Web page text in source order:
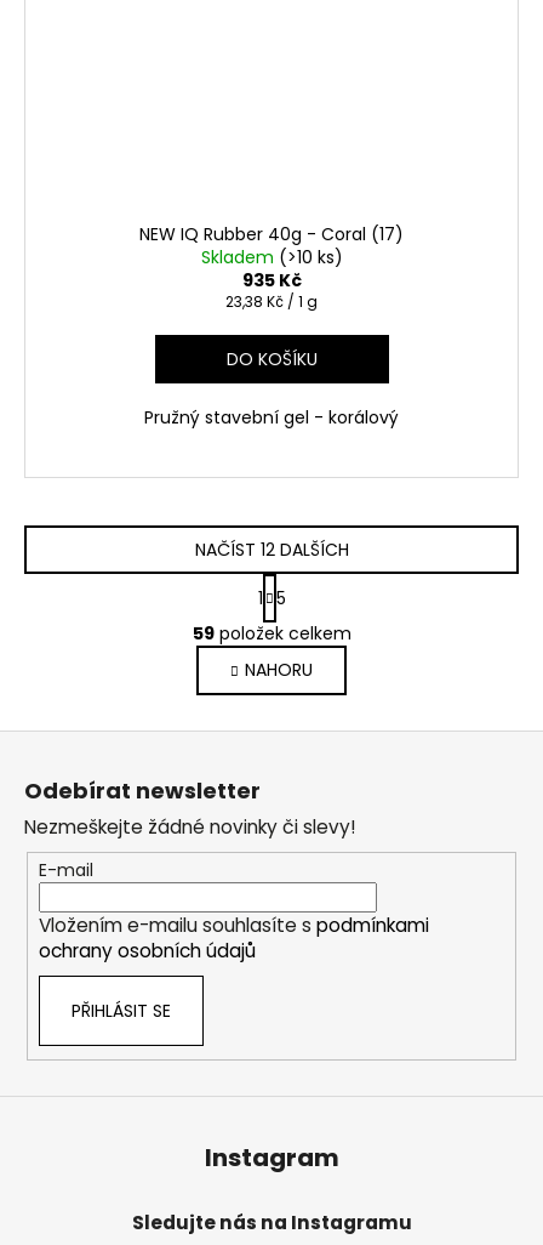
NEW IQ Rubber 40g - Coral (17)
Skladem (>10 ks)
935 Kč
Měrná
23,38 Kč / 1 g
DO KOŠÍKU
Pružný stavební gel - korálový
O
v
l
á
d
p
r
v
k
y
u
NAČÍST 12 DALŠÍCH
S
t
r
á
n
k
o
í
1 5
59položek celkem
NAHORU
Odebírat newsletter
Nezmeškejte žádné novinky či slevy!
E-mail
Vložením e-mailu souhlasíte s podmínkami
ochrany osobních údajů
PŘIHLÁSIT SE
Instagram
Sledujte nás na Instagramu